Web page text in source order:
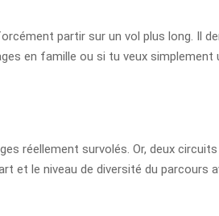
partir sur un vol plus long. Il
en famille ou si tu veux simplement
réellement survolés. Or, deux
et le niveau de diversité du parcours